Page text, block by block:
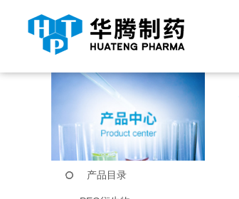
当前位置： 首页 产品中心
产品目录